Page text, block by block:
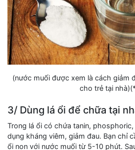
(nước muối được xem là cách giảm
cho trẻ tại
3/ Dùng lá ổi để chữa tại
Trong lá ổi có chứa tanin,
dụng kháng viêm, giảm đau. Bạn chỉ
ổi non với nước muối từ 5-10 phút.